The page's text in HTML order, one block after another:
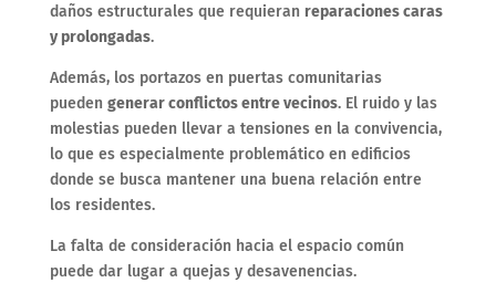
daños estructurales que requieran reparaciones caras
y prolongadas.
Además, los portazos en puertas comunitarias
pueden generar conflictos entre vecinos. El ruido y las
molestias pueden llevar a tensiones en la convivencia,
lo que es especialmente problemático en edificios
donde se busca mantener una buena relación entre
los residentes.
La falta de consideración hacia el espacio común
puede dar lugar a quejas y desavenencias.